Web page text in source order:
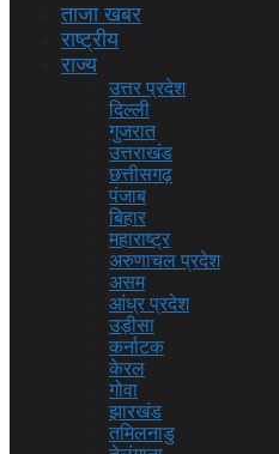
ताजा खबर
राष्ट्रीय
राज्य
उत्तर प्रदेश
दिल्ली
गुजरात
उत्तराखंड
छत्तीसगढ़
पंजाब
बिहार
महाराष्ट्र
अरुणाचल प्रदेश
असम
आंध्र प्रदेश
उड़ीसा
कर्नाटक
केरल
गोवा
झारखंड
तमिलनाडु